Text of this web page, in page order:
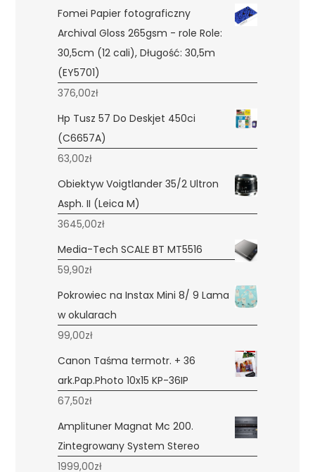
Fomei Papier fotograficzny
Archival Gloss 265gsm - role Role:
30,5cm (12 cali), Długość: 30,5m
(EY5701)
376,00zł
Hp Tusz 57 Do Deskjet 450ci
(C6657A)
63,00zł
Obiektyw Voigtlander 35/2 Ultron
Asph. II (Leica M)
3645,00zł
Media-Tech SCALE BT MT5516
59,90zł
Pokrowiec na Instax Mini 8/ 9 Lama
w okularach
99,00zł
Canon Taśma termotr. + 36
ark.Pap.Photo 10x15 KP-36IP
67,50zł
Amplituner Magnat Mc 200.
Zintegrowany System Stereo
1999,00zł